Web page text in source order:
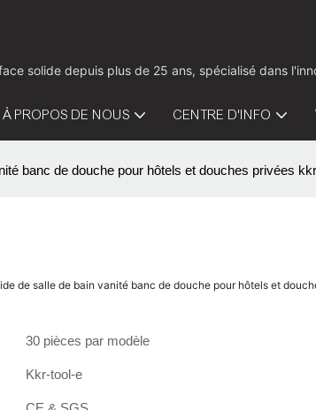
solide depuis plus de 25 ans, spécialisé dans
À PROPOS DE NOUS CENTRE D'INFO
banc de douche pour hôtels et douches privées
de salle de bain vanité banc de douche pour hôtels et
30 pièces par modèle
Kkr-tool-e